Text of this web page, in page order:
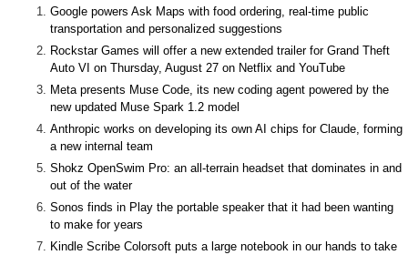
Google powers Ask Maps with food ordering, real-time public
transportation and personalized suggestions
Rockstar Games will offer a new extended trailer for Grand Theft
Auto VI on Thursday, August 27 on Netflix and YouTube
Meta presents Muse Code, its new coding agent powered by the
new updated Muse Spark 1.2 model
Anthropic works on developing its own AI chips for Claude, forming
a new internal team
Shokz OpenSwim Pro: an all-terrain headset that dominates in and
out of the water
Sonos finds in Play the portable speaker that it had been wanting
to make for years
Kindle Scribe Colorsoft puts a large notebook in our hands to take